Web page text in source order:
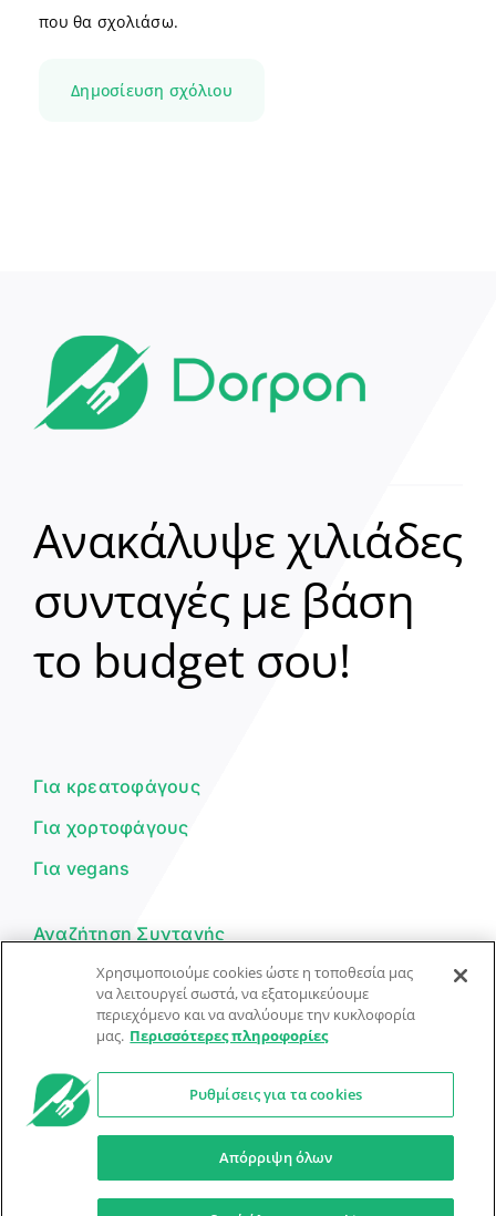
που θα σχολιάσω.
Ανακάλυψε χιλιάδες
συνταγές με βάση
το budget σου!
Για κρεατοφάγους
Για χορτοφάγους
Για vegans
Αναζήτηση Συνταγής
Υποβολή Συνταγής
Φόρμα Επικοινωνίας
© Dorpon • Μηχανή αναζήτησης για …καλοφαγάδες!
Προστασία Προσωπικών Δεδομένων Όροι Xρήσης
Ο βοηθός μπορεί να κάνει λάθη — ελέγξτε τις συνταγές.
Χρησιμοποιούμε cookies ώστε η τοποθεσία μας
να λειτουργεί σωστά, να εξατομικεύουμε
περιεχόμενο και να αναλύουμε την κυκλοφορία
μας. Περισσότερες πληροφορίες
Ρυθμίσεις για τα cookies
Απόρριψη όλων